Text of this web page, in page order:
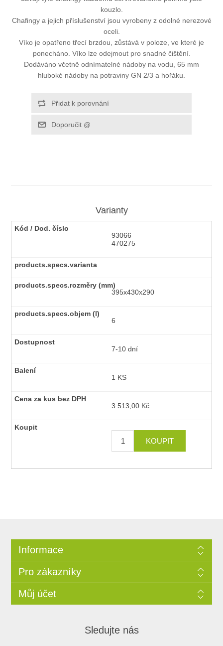
kouzlo.
Chafingy a jejich příslušenství jsou vyrobeny z odolné nerezové
oceli.
Víko je opatřeno třecí brzdou, zůstává v poloze, ve které je
ponecháno. Víko lze odejmout pro snadné čištění.
Dodáváno včetně odnímatelné nádoby na vodu, 65 mm
hluboké nádoby na potraviny GN 2/3 a hořáku.
Varianty
93066
470275
395x430x290
6
7-10 dní
1 KS
3 513,00 Kč
Informace
Pro zákazníky
Můj účet
Sledujte nás